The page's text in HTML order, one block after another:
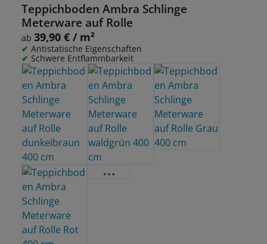
Teppichboden Ambra Schlinge
Meterware auf Rolle
Regulärer Preis:
ab 39,90 € / m²
Antistatische Eigenschaften
Schwere Entflammbarkeit